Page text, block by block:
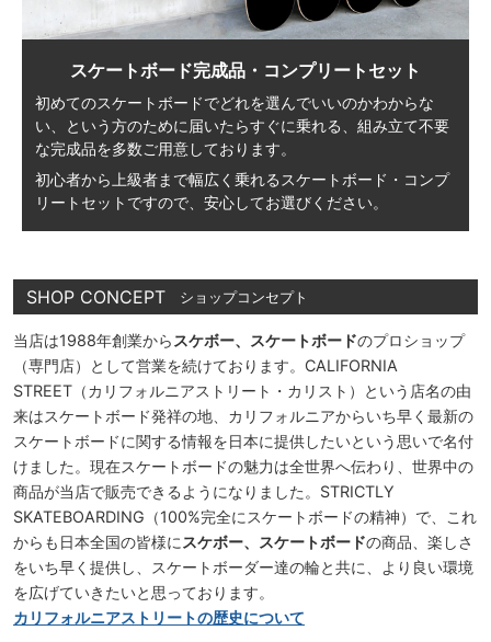
スケートボード完成品・コンプリートセット
初めてのスケートボードでどれを選んでいいのかわからな
い、
という方のために届いたらすぐに乗れる、 組み立て不要
な完成品を多数ご用意しております。
初心者から上級者まで幅広く乗れる スケートボード・コンプ
リートセットですので、 安心してお選びください。
SHOP CONCEPT ショップコンセプト
当店は1988年創業から スケボー、スケートボードのプロショップ
（専門店）として営業を続けております。CALIFORNIA
STREET（カリフォルニアストリート・カリスト）という店名の由
来はスケートボード発祥の地、カリフォルニアからいち早く最新の
スケートボードに関する情報を日本に提供したいという思いで名付
けました。現在スケートボードの魅力は全世界へ伝わり、世界中の
商品が当店で販売できるようになりました。STRICTLY
SKATEBOARDING（100%完全にスケートボードの精神）で、これ
からも日本全国の皆様に スケボー、スケートボードの商品、楽しさ
をいち早く提供し、スケートボーダー達の輪と共に、より良い環境
を広げていきたいと思っております。
カリフォルニアストリートの歴史について